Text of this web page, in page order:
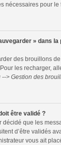
nécessaires pour le
» dans la
des brouillons
les recharger,
--> Gestion des
être validé ?
décidé que les
d’être validés
vous ait